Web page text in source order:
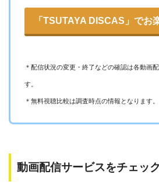
「TSUTAYA DISCAS」でお
＊配信状況の変更・終了などの確認は各動画
す。
＊無料視聴比較は調査時点の情報となります。
動画配信サービスをチェック